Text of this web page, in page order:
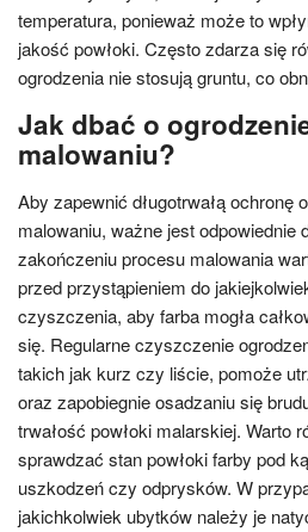
temperatura, ponieważ może to
jakość powłoki. Często zdarza się
ogrodzenia nie stosują gruntu, co
Jak dbać o
malowaniu?
Aby zapewnić długotrwałą ochronę
malowaniu, ważne jest odpowiednie
zakończeniu procesu malowania
przed przystąpieniem do
czyszczenia, aby farba mogła
się. Regularne czyszczenie
takich jak kurz czy liście, pomoże
oraz zapobiegnie osadzaniu się
trwałość powłoki malarskiej. Warto
sprawdzać stan powłoki farby pod
uszkodzeń czy odprysków. W
jakichkolwiek ubytków należy je